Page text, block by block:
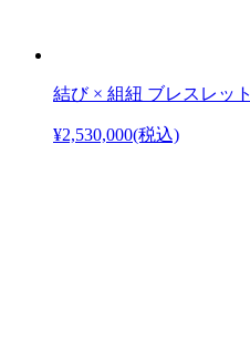
結び × 組紐 ブレスレット
¥2,530,000(税込)